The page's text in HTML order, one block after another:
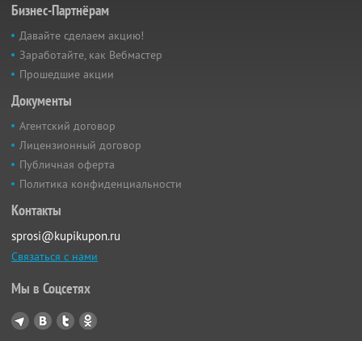
Бизнес-Партнёрам
Давайте сделаем акцию!
Заработайте, как Вебмастер
Прошедшие акции
Документы
Агентский договор
Лицензионный договор
Публичная оферта
Политика конфиденциальности
Контакты
sprosi@kupikupon.ru
Связаться с нами
Мы в Соцсетях